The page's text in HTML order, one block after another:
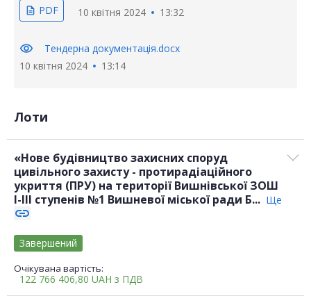
description PDF 10 квітня 2024 13:32
visibility
Тендерна документація.docx
10 квітня 2024
13:14
Лоти
«Нове будівництво захисних споруд
цивільного захисту - протирадіаційного
укриття (ПРУ) на території Вишнівської ЗОШ
I-III ступенів №1 Вишневої міської ради Б... Ще
link
Очікувана вартість:
122 766 406,80 UAH з ПДВ
Завершений